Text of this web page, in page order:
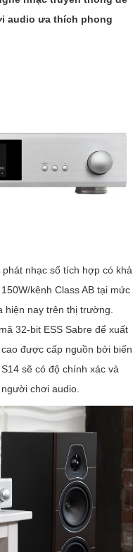
audio ưa thích phong
nhạc số tích hợp có khả
kênh Class AB tại mức
hiện nay trên thị trường.
32-bit ESS Sabre để xuất
được cấp nguồn bởi biến
sẽ có độ chính xác và
chơi audio.